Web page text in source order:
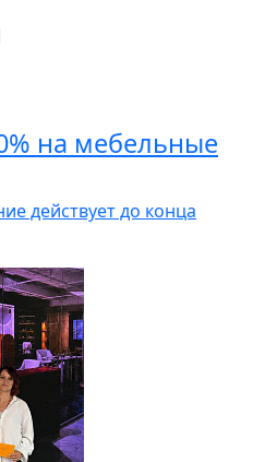
на мебельные
действует до конца